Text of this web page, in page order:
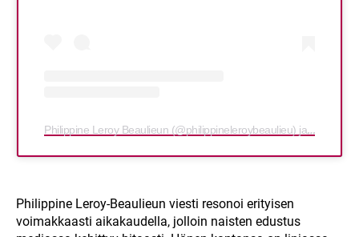
Philippine Leroy Beaulieun (@philippineleroybeaulieu) jakama julkaisu
Philippine Leroy-Beaulieun viesti resonoi erityisen
voimakkaasti aikakaudella, jolloin naisten edustus